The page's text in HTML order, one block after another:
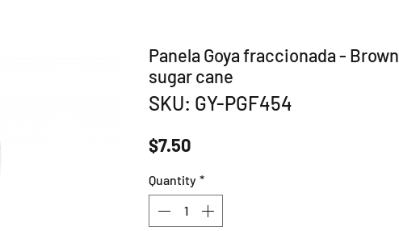
Panela Goya fraccionada - Brown
sugar cane
SKU: GY-PGF454
$7.50
Quantity *